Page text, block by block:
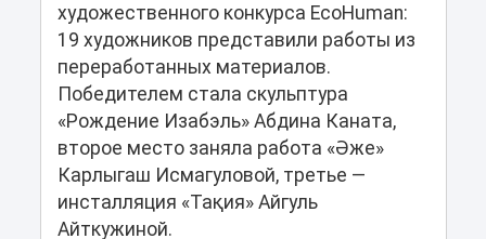
художественного конкурса EcoHuman:
19 художников представили работы из
переработанных материалов.
Победителем стала скульптура
«Рождение Изабэль» Абдина Каната,
второе место заняла работа «Әже»
Карлыгаш Исмагуловой, третье —
инсталляция «Тақия» Айгуль
Айткужиной.